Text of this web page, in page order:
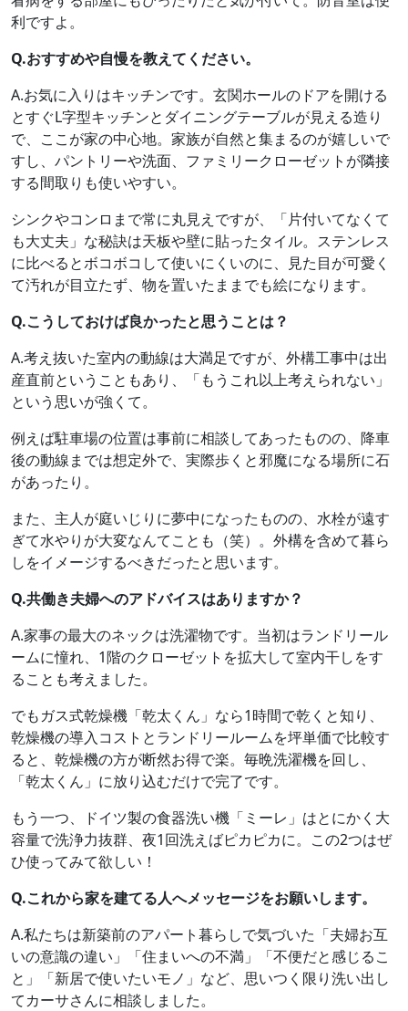
利ですよ。
Q.おすすめや自慢を教えてください。
A.お気に入りはキッチンです。玄関ホールのドアを開ける
とすぐL字型キッチンとダイニングテーブルが見える造り
で、ここが家の中心地。家族が自然と集まるのが嬉しいで
すし、パントリーや洗面、ファミリークローゼットが隣接
する間取りも使いやすい。
シンクやコンロまで常に丸見えですが、「片付いてなくて
も大丈夫」な秘訣は天板や壁に貼ったタイル。ステンレス
に比べるとボコボコして使いにくいのに、見た目が可愛く
て汚れが目立たず、物を置いたままでも絵になります。
Q.こうしておけば良かったと思うことは？
A.考え抜いた室内の動線は大満足ですが、外構工事中は出
産直前ということもあり、「もうこれ以上考えられない」
という思いが強くて。
例えば駐車場の位置は事前に相談してあったものの、降車
後の動線までは想定外で、実際歩くと邪魔になる場所に石
があったり。
また、主人が庭いじりに夢中になったものの、水栓が遠す
ぎて水やりが大変なんてことも（笑）。外構を含めて暮ら
しをイメージするべきだったと思います。
Q.共働き夫婦へのアドバイスはありますか？
A.家事の最大のネックは洗濯物です。当初はランドリール
ームに憧れ、1階のクローゼットを拡大して室内干しをす
ることも考えました。
でもガス式乾燥機「乾太くん」なら1時間で乾くと知り、
乾燥機の導入コストとランドリールームを坪単価で比較す
ると、乾燥機の方が断然お得で楽。毎晩洗濯機を回し、
「乾太くん」に放り込むだけで完了です。
もう一つ、ドイツ製の食器洗い機「ミーレ」はとにかく大
容量で洗浄力抜群、夜1回洗えばピカピカに。この2つはぜ
ひ使ってみて欲しい！
Q.これから家を建てる人へメッセージをお願いします。
A.私たちは新築前のアパート暮らしで気づいた「夫婦お互
いの意識の違い」「住まいへの不満」「不便だと感じるこ
と」「新居で使いたいモノ」など、思いつく限り洗い出し
てカーサさんに相談しました。